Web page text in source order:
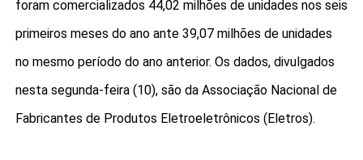
foram comercializados 44,02 milhões de unidades nos seis
primeiros meses do ano ante 39,07 milhões de unidades
no mesmo período do ano anterior. Os dados, divulgados
nesta segunda-feira (10), são da Associação Nacional de
Fabricantes de Produtos Eletroeletrônicos (Eletros).